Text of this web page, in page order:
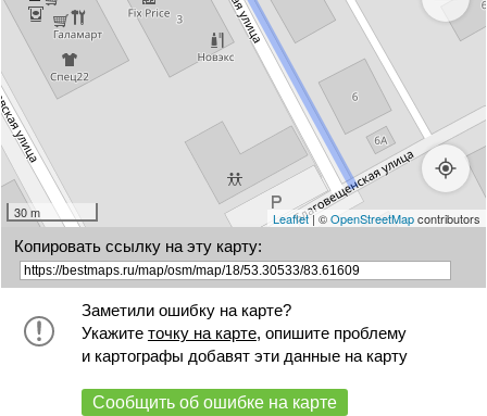
30 m Leaflet| ©OpenStreetMapcontributors
Копировать ссылку на эту карту:
Заметили ошибку на карте?
Укажите точку на карте, опишите проблему
и картографы добавят эти данные на карту
Сообщить об ошибке на карте